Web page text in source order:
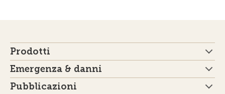
Prodotti
Emergenza & danni
Pubblicazioni